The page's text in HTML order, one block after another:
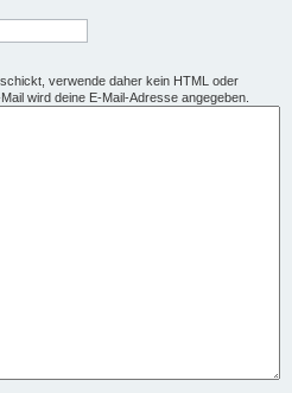
verwende daher kein HTML oder
wird deine E-Mail-Adresse angegeben.